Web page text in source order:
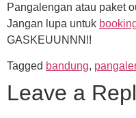
Pangalengan atau paket
Jangan lupa untuk
GASKEUUNNN!!
Tagged bandung,
Leave a